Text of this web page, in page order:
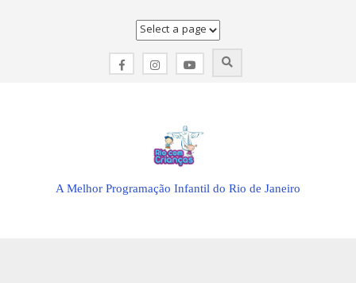
A Melhor Programação Infantil do Rio de Janeiro